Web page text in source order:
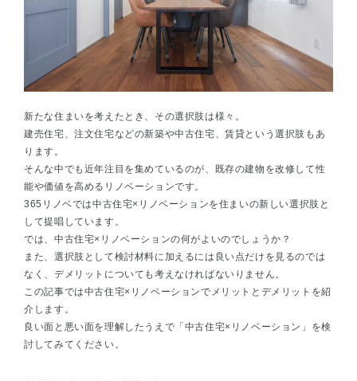
新たな住まいを考えたとき、その選択肢は様々。
建売住宅、注文住宅などの新築や中古住宅、賃貸という選択肢もあ
ります。
そんな中でも近年注目を集めているのが、既存の建物を改修して性
能や価値を高めるリノベーションです。
365リノベでは中古住宅×リノベーションを住まいの新しい選択肢と
して提唱しています。
では、中古住宅×リノベーションの何がよいのでしょうか？
また、選択肢として検討材料に加えるには良い点だけを見るのでは
なく、デメリットについても考えなければないりません。
この記事では中古住宅×リノベーションでメリットとデメリットを紹
介します。
良い面と悪い面を理解したうえで「中古住宅×リノベーション」を検
討してみてください。